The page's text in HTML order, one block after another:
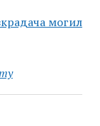
могил